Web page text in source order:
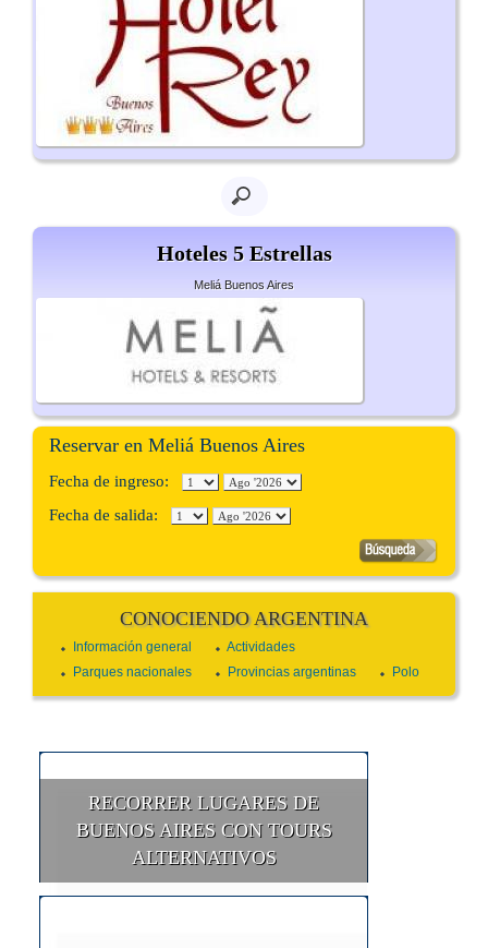
Hoteles 5 Estrellas
Meliá Buenos Aires
Reservar en Meliá Buenos Aires
Fecha de ingreso:
Fecha de salida:
CONOCIENDO ARGENTINA
Información general
Actividades
Parques nacionales
Provincias argentinas Polo
RECORRER LUGARES DE
BUENOS AIRES CON TOURS
ALTERNATIVOS